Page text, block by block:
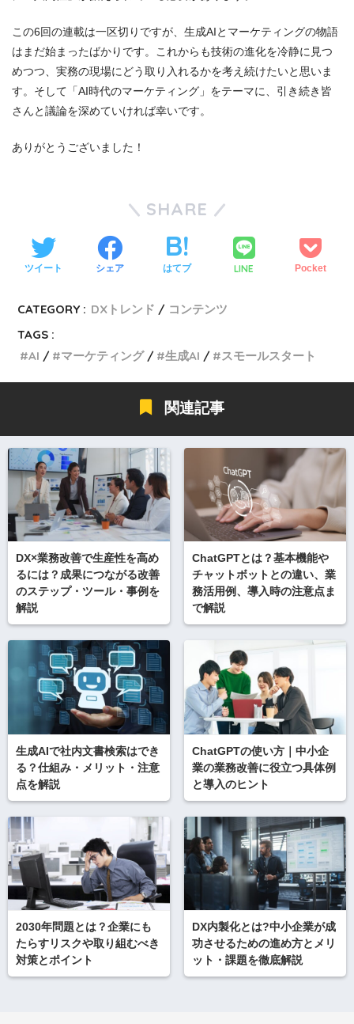
この6回の連載は一区切りですが、生成AIとマーケティングの物語
はまだ始まったばかりです。これからも技術の進化を冷静に見つ
めつつ、実務の現場にどう取り入れるかを考え続けたいと思いま
す。そして「AI時代のマーケティング」をテーマに、引き続き皆
さんと議論を深めていければ幸いです。
ありがとうございました！
SHARE
ツイート シェア はてブ LINE Pocket
CATEGORY : DXトレンド
コンテンツ
TAGS :
AI
マーケティング 生成AI スモールスタート
関連記事
DX×業務改善で生産性を高め
るには？成果につながる改善
のステップ・ツール・事例を
解説
ChatGPTとは？基本機能や
チャットボットとの違い、業
務活用例、導入時の注意点ま
で解説
生成AIで社内文書検索はでき
る？仕組み・メリット・注意
点を解説
ChatGPTの使い方｜中小企
業の業務改善に役立つ具体例
と導入のヒント
2030年問題とは？企業にも
たらすリスクや取り組むべき
対策とポイント
DX内製化とは?中小企業が成
功させるための進め方とメリ
ット・課題を徹底解説